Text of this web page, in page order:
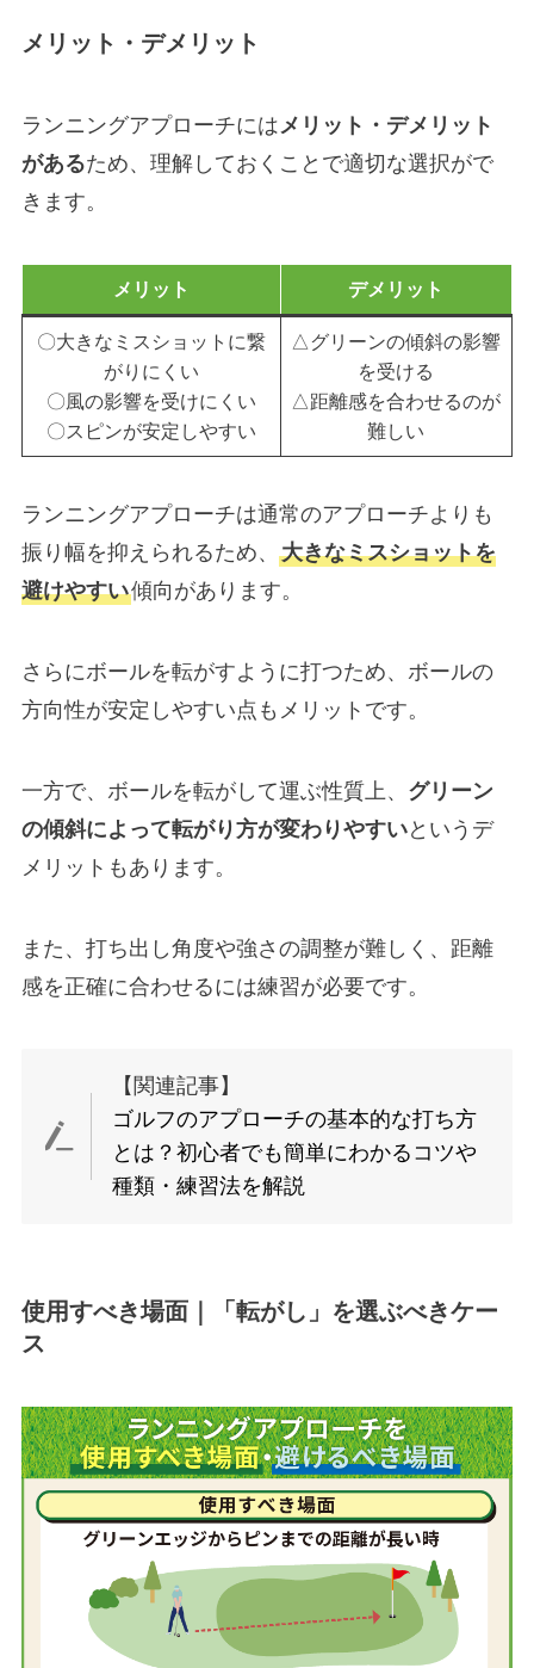
メリット・デメリット
ランニングアプローチにはメリット・デメリット
があるため、理解しておくことで適切な選択がで
きます。
メリット デメリット
〇大きなミスショットに繋
がりにくい
〇風の影響を受けにくい
〇スピンが安定しやすい
△グリーンの傾斜の影響
を受ける
△距離感を合わせるのが
難しい
ランニングアプローチは通常のアプローチよりも
振り幅を抑えられるため、 大きなミスショットを
避けやすい傾向があります。
さらにボールを転がすように打つため、ボールの
方向性が安定しやすい点もメリットです。
一方で、ボールを転がして運ぶ性質上、 グリーン
の傾斜によって転がり方が変わりやすいというデ
メリットもあります。
また、打ち出し角度や強さの調整が難しく、距離
感を正確に合わせるには練習が必要です。
【関連記事】
ゴルフのアプローチの基本的な打ち方
とは？初心者でも簡単にわかるコツや
種類・練習法を解説
使用すべき場面｜「転がし」を選ぶべきケー
ス